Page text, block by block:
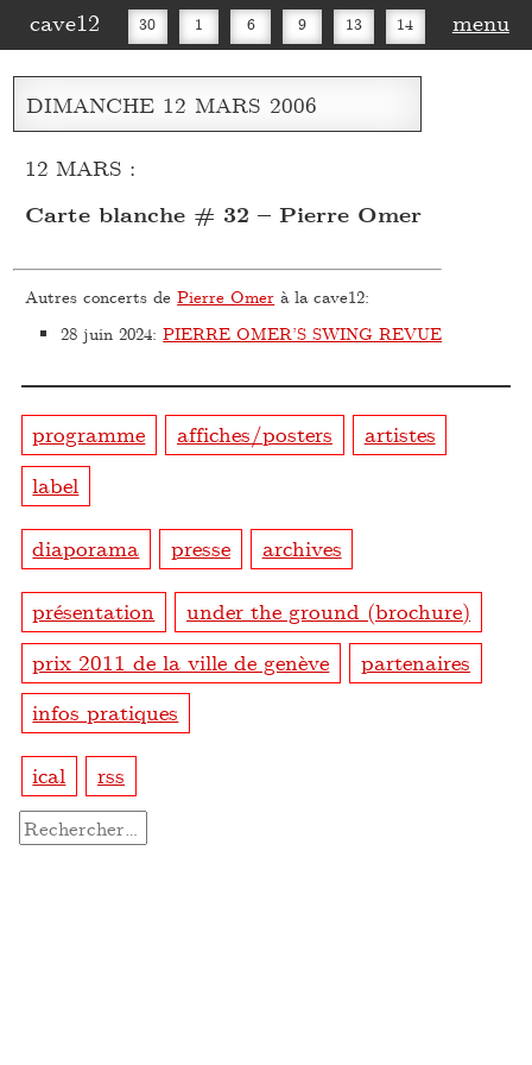
cave12 30 1 6 9 13 14
16 20 27 30
menu
DIMANCHE 12 MARS 2006
12 MARS :
Carte blanche # 32 – Pierre Omer
Autres concerts dePierre Omer à la cave12:
28 juin 2024:PIERRE OMER’S SWING REVUE
programme affiches/posters
artistes
label
diaporama presse archives
présentation
under the ground (brochure)
prix 2011 de la ville de genève
partenaires
infos pratiques
ical rss
Rechercher :